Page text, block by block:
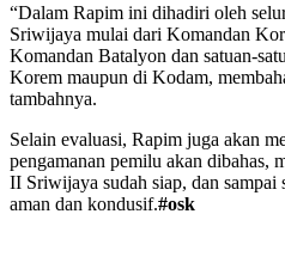
“Dalam Rapim ini dihadiri oleh
Sriwijaya mulai dari Komandan
Komandan Batalyon dan satuan-
Korem maupun di Kodam,
tambahnya.
Selain evaluasi, Rapim juga akan
pengamanan pemilu akan dibahas,
II Sriwijaya sudah siap, dan sampai
aman dan kondusif.#osk